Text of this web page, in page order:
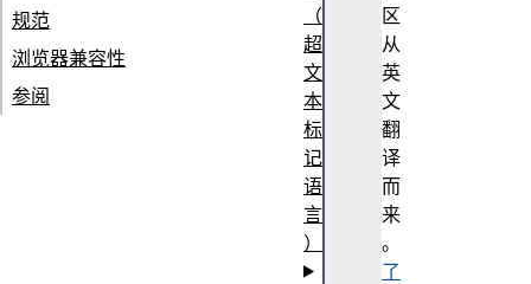
区
从
英
文
翻
译
而
来
。
了
规范
浏览器兼容性
参阅
（
超
文
本
标
记
语
言
）